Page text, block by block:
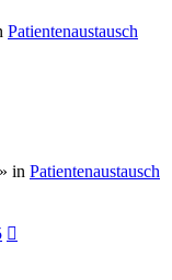
Patientenaustausch
in Patientenaustausch